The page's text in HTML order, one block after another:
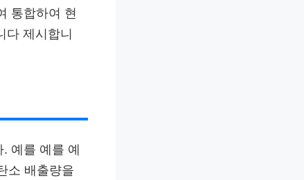
통합하여 현
다 제시합니
예를 예를 예
소 배출량을